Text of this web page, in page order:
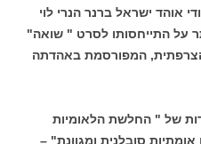
אוהד ישראל ברנר הנרי לוי
על התייחסותו לסרט " שואה"
המפורסמת באהדתה
של " החלשת הלאומיות
סובלנית ומגוונת" –